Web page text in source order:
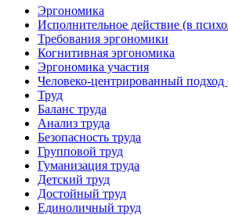
Эргономика
Исполнительное действие (в
Требования эргономики
Когнитивная эргономика
Эргономика участия
Человеко-центрированный подход
Труд
Баланс труда
Анализ труда
Безопасность труда
Групповой труд
Гуманизация труда
Детский труд
Достойный труд
Единоличный труд